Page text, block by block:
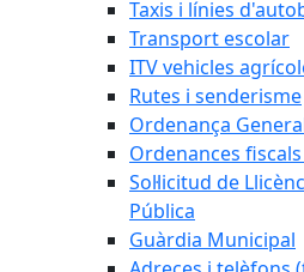
Taxis i línies
Transport escolar
ITV vehicles
Rutes i senderisme
Ordenança
Ordenances
Sol·licitud de
Pública
Guàrdia Municipal